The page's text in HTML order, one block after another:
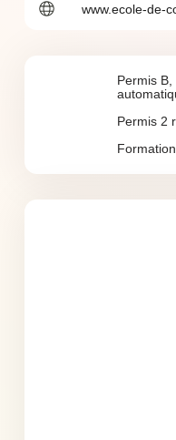
www.ecole-de-
Permis
Permis 2